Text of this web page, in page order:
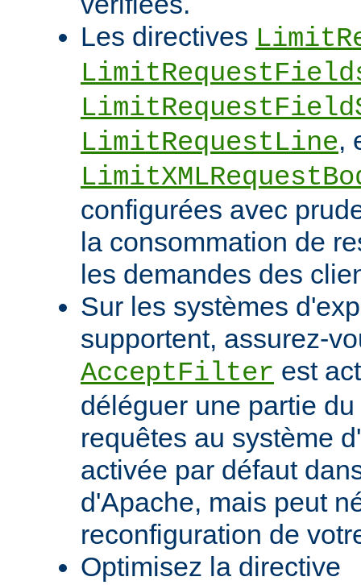
Les directives
LimitRequestLine,
configurées avec
la consommation de
les demandes des
Sur les systèmes
supportent, assurez-
AcceptFilter est
déléguer une partie
requêtes au système
activée par défaut
d'Apache, mais peut
reconfiguration de
Optimisez la directive